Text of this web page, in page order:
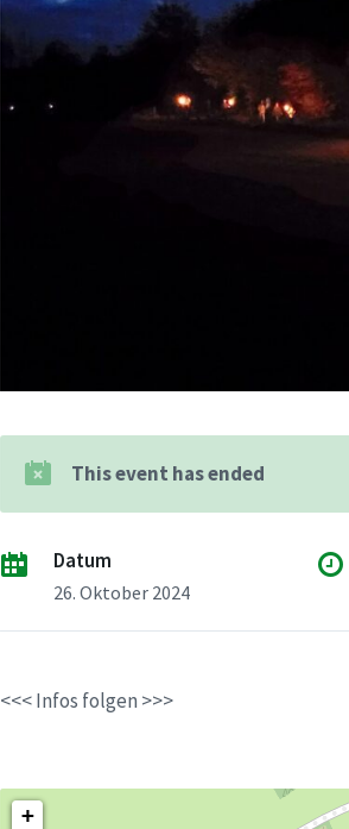
This event has ended
Datum
26. Oktober 2024
<<< Infos folgen >>>
+